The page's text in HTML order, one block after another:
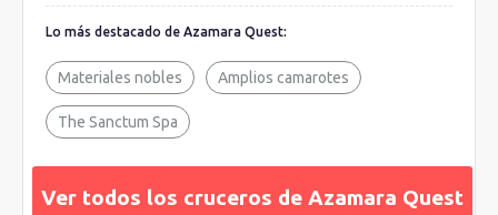
Es el momento y el lugar perfecto para hacer sus sueños
realidad. Buscando la máxima comodidad, se han introducido
instalaciones frescas y un ambiente más contemporáneo y
más brillante en cada uno de los camarotes de Azamara
Quest, al igual que en su gemelo Azamara Journey.
Lo más destacado de Azamara Quest:
Materiales nobles Amplios camarotes
The Sanctum Spa
Ver todos los cruceros de Azamara Quest